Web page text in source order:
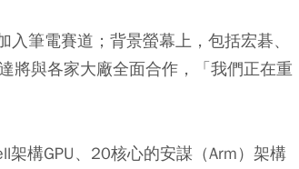
入筆電賽道；背景螢幕上，包括宏碁、
將與各家大廠全面合作，「我們正在重
構GPU、20核心的安謀（Arm）架構